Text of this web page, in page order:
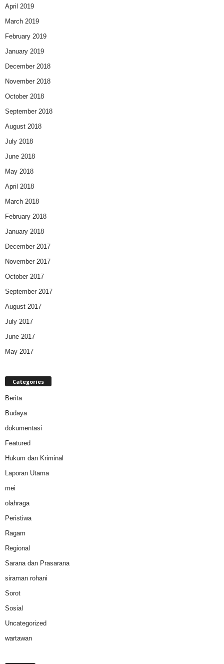
April 2019
March 2019
February 2019
January 2019
December 2018
November 2018
October 2018
September 2018
August 2018
July 2018
June 2018
May 2018
April 2018
March 2018
February 2018
January 2018
December 2017
November 2017
October 2017
September 2017
August 2017
July 2017
June 2017
May 2017
Categories
Berita
Budaya
dokumentasi
Featured
Hukum dan Kriminal
Laporan Utama
mei
olahraga
Peristiwa
Ragam
Regional
Sarana dan Prasarana
siraman rohani
Sorot
Sosial
Uncategorized
wartawan